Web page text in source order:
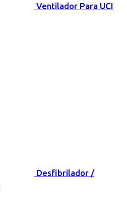
Ventilador Para UCI
Desfibrilador /